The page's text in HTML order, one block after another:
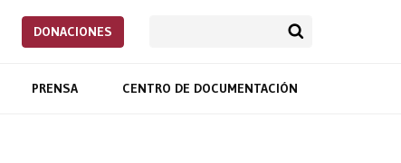
DONACIONES
PRENSA CENTRO DE DOCUMENTACIÓN